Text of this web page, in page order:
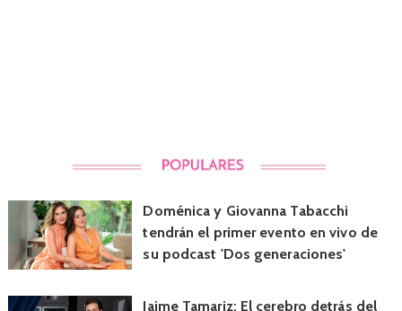
Doménica y Giovanna Tabacchi
tendrán el primer evento en vivo de
su podcast 'Dos generaciones'
Jaime Tamariz: El cerebro detrás del